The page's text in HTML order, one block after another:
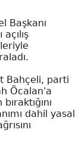
Başkanı
Bahçeli, parti
Öcalan'a
dahil yasal